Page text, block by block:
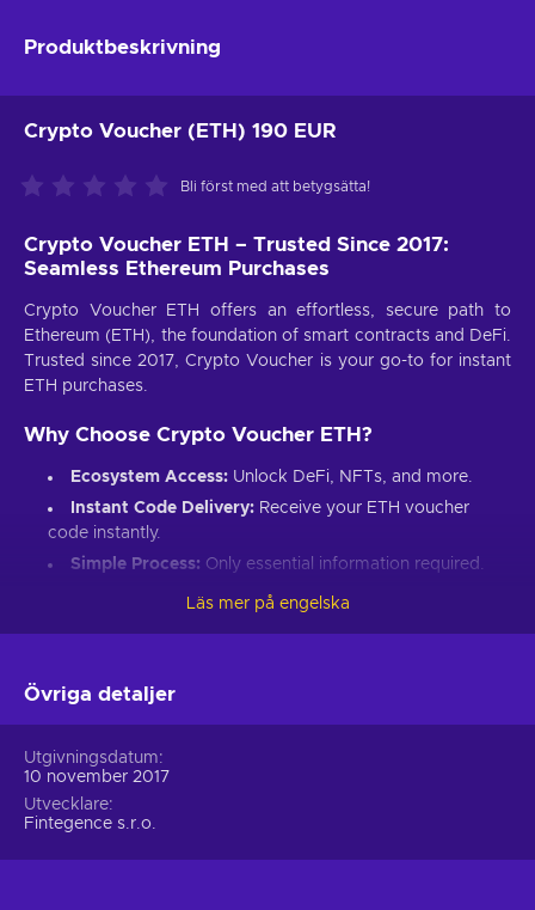
Produktbeskrivning
Crypto Voucher (ETH) 190 EUR
Bli först med att betygsätta!
Crypto Voucher ETH – Trusted Since 2017:
Seamless Ethereum Purchases
Crypto Voucher ETH offers an effortless, secure path to
Ethereum (ETH), the foundation of smart contracts and DeFi.
Trusted since 2017, Crypto Voucher is your go-to for instant
ETH purchases.
Why Choose Crypto Voucher ETH?
Ecosystem Access: Unlock DeFi, NFTs, and more.
Instant Code Delivery: Receive your ETH voucher
code instantly.
Simple Process: Only essential information required.
Introduce loved ones to Ethereum’s world.
Set up an Ethereum-compatible wallet.
Input your ETH voucher code.
Provide your email for confirmation.
Choose Ethereum (ETH).
Läs mer på engelska
Övriga detaljer
Utgivningsdatum
10 november 2017
Utvecklare
Fintegence s.r.o.